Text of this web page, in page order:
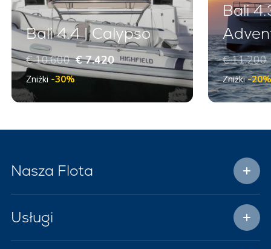
Bali 4.4 | Calypso
€ 10.600 € 7.420
Zniżki -30%
Bali
€ 11.200
Zniżki-20%
Nasza Flota
Usługi